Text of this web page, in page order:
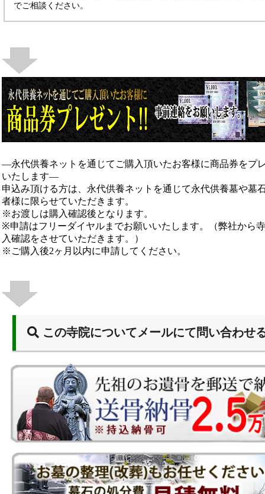
でご相談ください。
―永代供養ネットを通じてご購入頂いたお客様に商品券をプ
いたします―
申込み頂ける方は、永代供養ネットを通じて永代供養墓や墓
者様に限らせていただきます。
※お渡しは購入確認後となります。
※申請はフリーダイヤルまでお願いいたします。（弊社から
入確認をさせていただきます。）
※ご購入後2ヶ月以内に申請してください。
この寺院についてメールにて問い合わせ